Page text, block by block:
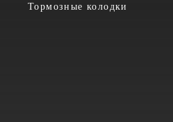
Тормозные колодки